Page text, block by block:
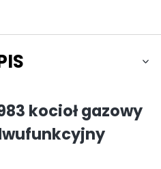
kocioł gazowy